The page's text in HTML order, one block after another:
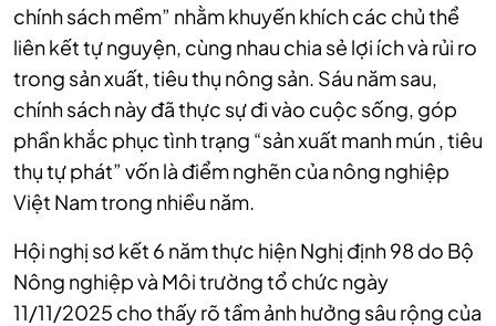
chính sách mềm” nhằm khuyến khích các chủ thể
liên kết tự nguyện, cùng nhau chia sẻ lợi ích và rủi ro
trong sản xuất, tiêu thụ nông sản. Sáu năm sau,
chính sách này đã thực sự đi vào cuộc sống, góp
phần khắc phục tình trạng “sản xuất manh mún , tiêu
thụ tự phát” vốn là điểm nghẽn của nông nghiệp
Việt Nam trong nhiều năm.
Hội nghị sơ kết 6 năm thực hiện Nghị định 98 do Bộ
Nông nghiệp và Môi trường tổ chức ngày
11/11/2025 cho thấy rõ tầm ảnh hưởng sâu rộng của